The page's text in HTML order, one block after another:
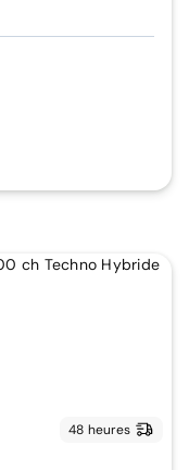
48 heures